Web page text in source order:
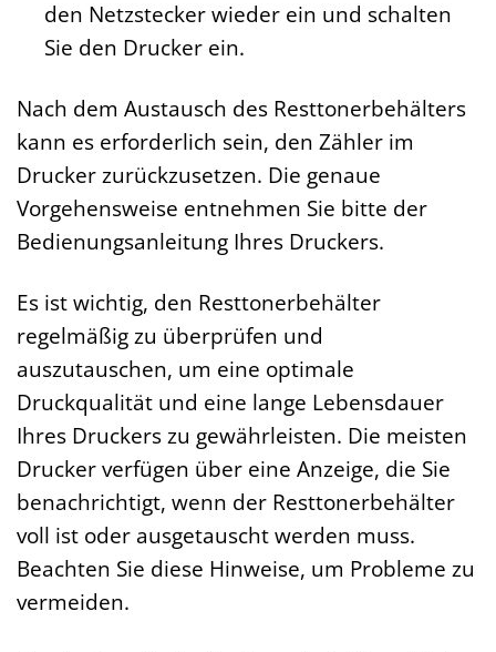
den Netzstecker wieder ein und schalten
Sie den Drucker ein.
Nach dem Austausch des Resttonerbehälters
kann es erforderlich sein, den Zähler im
Drucker zurückzusetzen. Die genaue
Vorgehensweise entnehmen Sie bitte der
Bedienungsanleitung Ihres Druckers.
Es ist wichtig, den Resttonerbehälter
regelmäßig zu überprüfen und
auszutauschen, um eine optimale
Druckqualität und eine lange Lebensdauer
Ihres Druckers zu gewährleisten. Die meisten
Drucker verfügen über eine Anzeige, die Sie
benachrichtigt, wenn der Resttonerbehälter
voll ist oder ausgetauscht werden muss.
Beachten Sie diese Hinweise, um Probleme zu
vermeiden.